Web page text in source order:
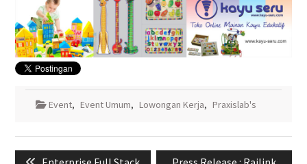
Event, Event Umum, Lowongan Kerja, Praxislab's
Previous
Next